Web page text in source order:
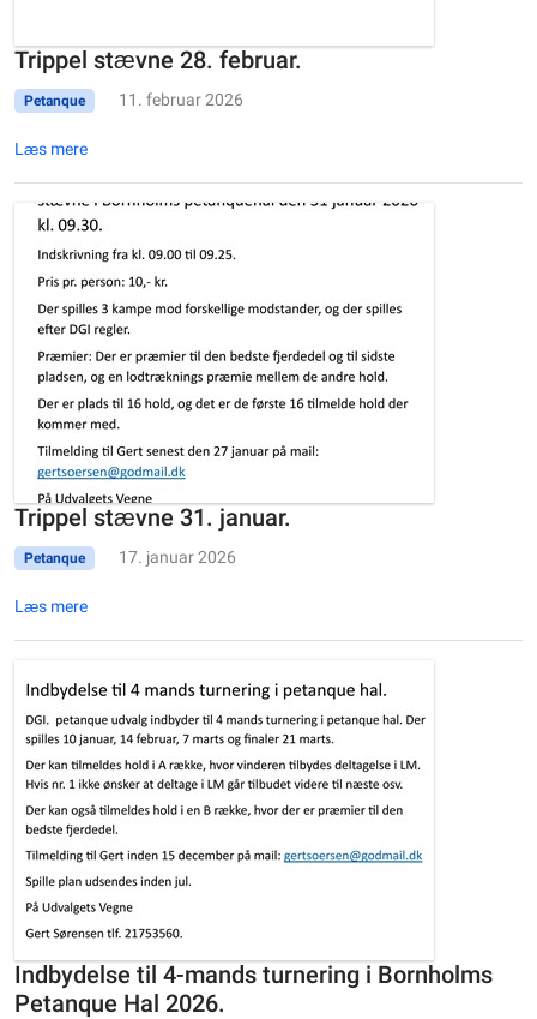
Trippel stævne 28. februar.
Petanque 11. februar 2026
Læs mere
Trippel stævne 31. januar.
Petanque 17. januar 2026
Læs mere
Indbydelse til 4-mands turnering i Bornholms
Petanque Hal 2026.